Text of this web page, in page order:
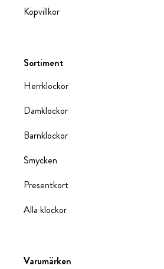
Köpvillkor
Sortiment
Herrklockor
Damklockor
Barnklockor
Smycken
Presentkort
Alla klockor
Varumärken